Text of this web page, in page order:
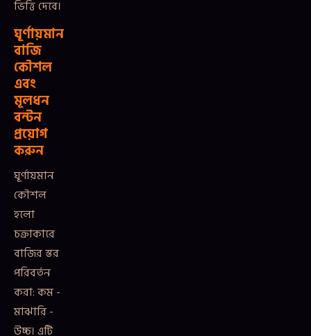
ভিত্তি দেবে।
ঘূর্ণায়মান
বাজি
কৌশল
এবং
মূলধন
বন্টন
প্রয়োগ
করুন
ঘূর্ণায়মান
কৌশল
হলো
চক্রাকারে
বাজির স্তর
পরিবর্তন
করা: কম -
মাঝারি -
উচ্চ। এটি